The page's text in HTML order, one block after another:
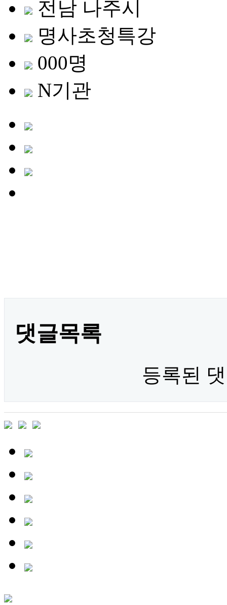
전남 나주시
명사초청특강
000명
N기관
댓글목록
등록된